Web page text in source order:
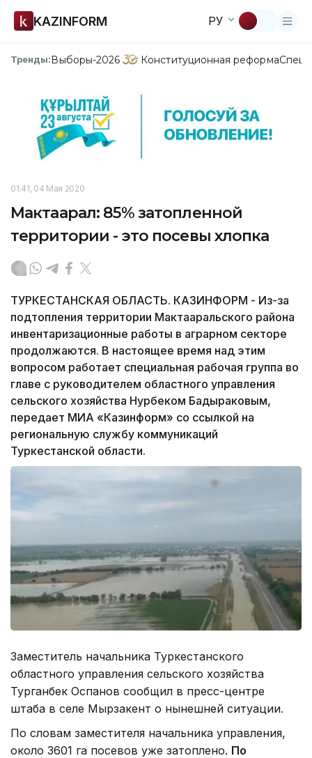
KAZINFORM РУ
Тренды:Выборы-2026 Конституционная реформа
01:41, 04 Мая 2020
Мактаарал: 85% затопленной
территории - это посевы хлопка
ТУРКЕСТАНСКАЯ ОБЛАСТЬ. КАЗИНФОРМ - Из-за
подтопления территории Мактааральского района
инвентаризационные работы в аграрном секторе
продолжаются. В настоящее время над этим
вопросом работает специальная рабочая группа во
главе с руководителем областного управления
сельского хозяйства Нурбеком Бадыраковым,
передает МИА «Казинформ» со ссылкой на
региональную службу коммуникаций
Туркестанской области.
Заместитель начальника Туркестанского
областного управления сельского хозяйства
Турганбек Оспанов сообщил в пресс-центре
штаба в селе Мырзакент о нынешней ситуации.
По словам заместителя начальника управления,
около 3601 га посевов уже затоплено. По